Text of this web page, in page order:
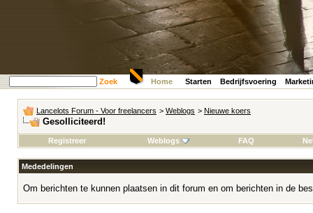
Zoek Home Starten Bedrijfsvoering
Lancelots Forum - Voor freelancers > Weblogs > Nieuwe koers
Gesolliciteerd!
Registreer Weblogs FAQ
Mededelingen
Om berichten te kunnen plaatsen in dit forum en om berichten in de